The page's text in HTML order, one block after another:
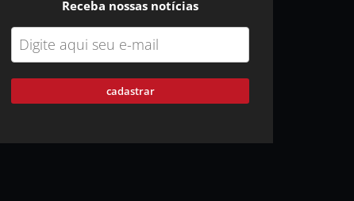
Receba nossas notícias
cadastrar